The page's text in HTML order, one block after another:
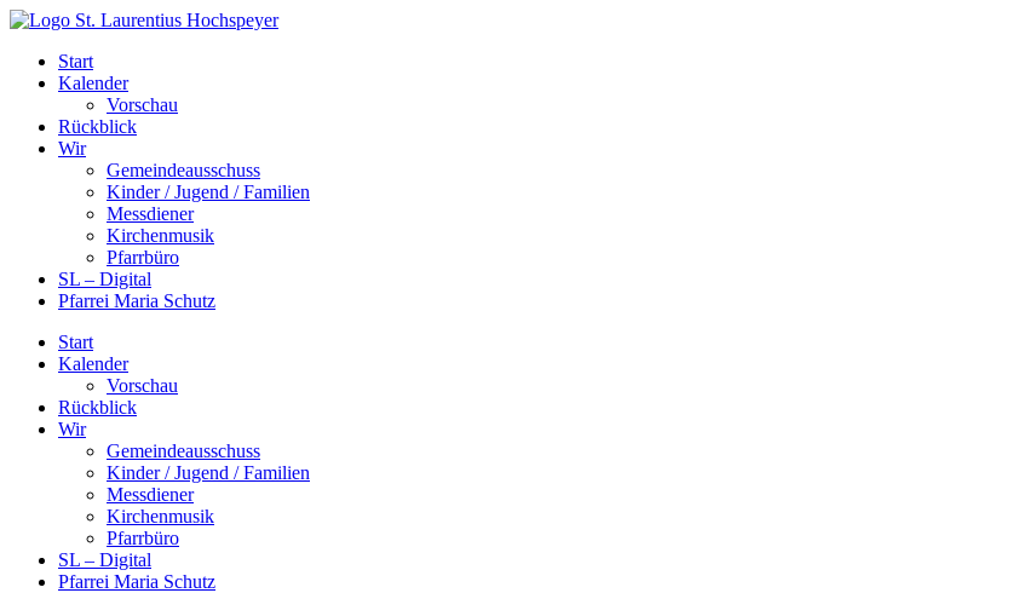
Zum
springenStart
Kalender
Vorschau
Rückblick
Wir
Gemeindeausschuss
Kinder / Jugend / Familien
Messdiener
Kirchenmusik
Pfarrbüro
SL – Digital
Pfarrei Maria Schutz
Start
Kalender
Vorschau
Rückblick
Wir
Gemeindeausschuss
Kinder / Jugend / Familien
Messdiener
Kirchenmusik
Pfarrbüro
SL – Digital
Pfarrei Maria Schutz